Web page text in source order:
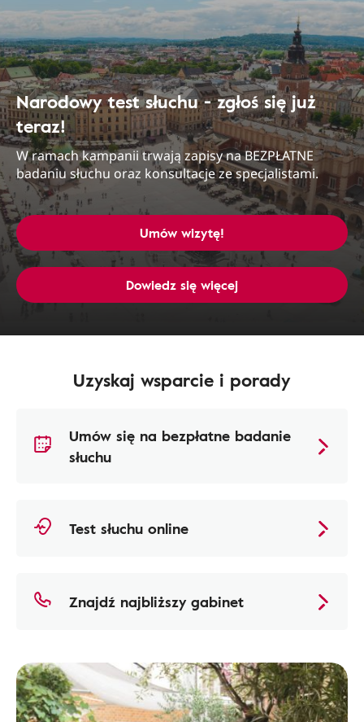
Narodowy test słuchu - zgłoś się już
teraz!
W ramach kampanii trwają zapisy na BEZPŁATNE
badaniu słuchu oraz konsultacje ze specjalistami.
Umów wizytę!
Dowiedz się więcej
Uzyskaj wsparcie i porady
Umów się na bezpłatne badanie
słuchu
Test słuchu online
Znajdź najbliższy gabinet